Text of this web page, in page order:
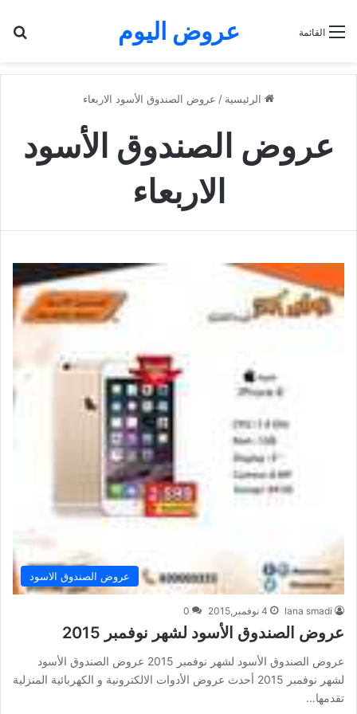
عروض اليوم القائمة
الرئيسية / عروض الصندوق الأسود الاربعاء
عروض الصندوق الأسود
الاربعاء
عروض الصندوق الاسود
lana smadi 4 نوفمبر,2015 0
عروض الصندوق الأسود لشهر نوفمبر 2015
عروض الصندوق الأسود لشهر نوفمبر 2015 عروض الصندوق الأسود
لشهر نوفمبر 2015 أحدث عروض الأدوات الالكترونية و الكهربائية المنزلية
تقدمها…